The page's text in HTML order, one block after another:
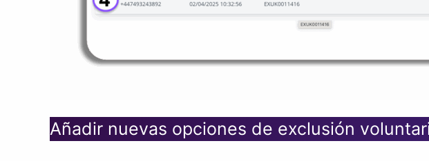
Añadir nuevas opciones de exclusión